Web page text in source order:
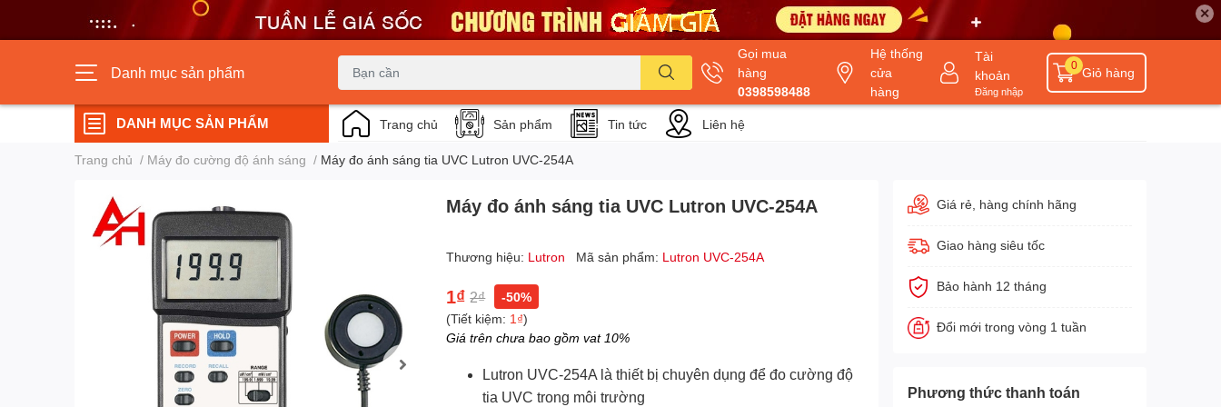
✕
Danh mục sản phẩm
Gọi mua
hàng
0398598488
Hệ thống
cửa
hàng
Tài
khoản
Đăng nhập
Giỏ hàng
0
DANH MỤC SẢN PHẨM Trang chủ Sản phẩm Tin tức Liên hệ
Trang chủ / Máy đo cường độ ánh sáng / Máy đo ánh sáng tia UVC Lutron UVC-254A
Máy đo ánh sáng tia UVC Lutron UVC-254A
Thương hiệu: Lutron Mã sản phẩm: Lutron UVC-254A
1₫ 2₫
-50%
(Tiết kiệm: 1₫)
Giá trên chưa bao gồm vat 10%
Lutron UVC-254A là thiết bị chuyên dụng để đo cường độ
tia UVC trong môi trường
Giá rẻ, hàng chính hãng
Giao hàng siêu tốc
Bảo hành 12 tháng
Đổi mới trong vòng 1 tuần
Phương thức thanh toán